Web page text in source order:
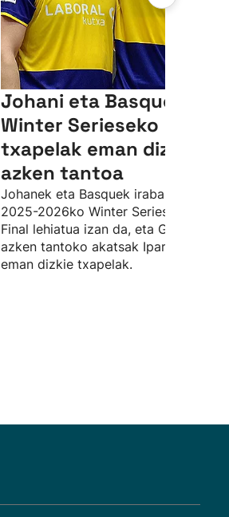
Johani eta Basqueri
Winter Serieseko
txapelak eman dizkien
azken tantoa
Johanek eta Basquek irabazi dute
2025-2026ko Winter Series
Final lehiatua izan da, eta Goitiaren
azken tantoko akatsak Iparraldekoei
eman dizkie txapelak.